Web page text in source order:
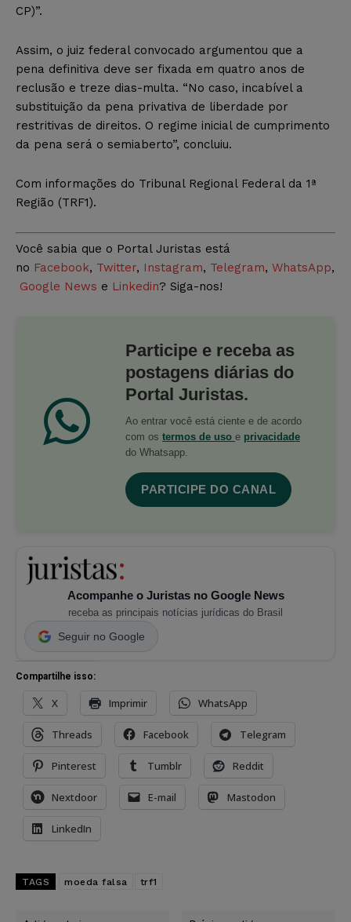
CP)”.
Assim, o juiz federal convocado argumentou que a
pena definitiva deve ser fixada em quatro anos de
reclusão e treze dias-multa. “No caso, incabível a
substituição da pena privativa de liberdade por
restritivas de direitos. O regime inicial de cumprimento
da pena será o semiaberto”, concluiu.
Com informações do Tribunal Regional Federal da 1ª
Região (TRF1).
Você sabia que o Portal Juristas está
no Facebook, Twitter, Instagram, Telegram, WhatsApp,
Google News e Linkedin? Siga-nos!
Participe e receba as
postagens diárias do
Portal Juristas.
Ao entrar você está ciente e de acordo
com os termos de uso e privacidade
do Whatsapp.
PARTICIPE DO CANAL
Acompanhe o Juristas no Google News
receba as principais notícias jurídicas do Brasil
Seguir no Google
Compartilhe isso:
X Imprimir WhatsApp
Threads Facebook Telegram
Pinterest Tumblr Reddit
Nextdoor E-mail Mastodon
LinkedIn
TAGS moeda falsa trf1